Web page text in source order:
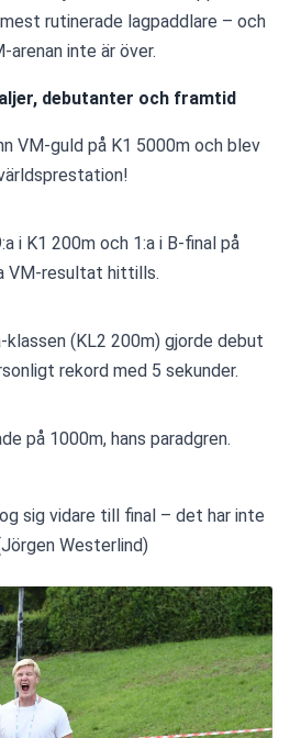
rutinerade lagpaddlare – och
inte är över.
debutanter och framtid
VM-guld på K1 5000m och blev
i K1 200m och 1:a i B-final på
VM-resultat hittills.
klassen (KL2 200m) gjorde debut
rekord med 5 sekunder.
på 1000m, hans paradgren.
sig vidare till final – det har inte
Westerlind)